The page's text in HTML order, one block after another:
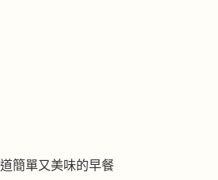
簡單又美味的早餐